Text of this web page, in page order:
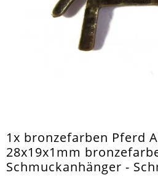
1x bronzefarben Pferd
28x19x1mm
Schmuckanhänger -